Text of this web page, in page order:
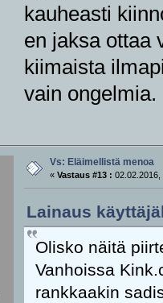
kauheasti
en jaksa ottaa
kiimaista
vain
Vs: Eläimellistä menoa
« Vastaus #13 : 02.02.2016,
Lainaus
Olisko näitä
Vanhoissa
rankkaakin